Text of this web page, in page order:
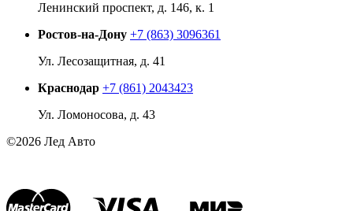
Ленинский проспект, д. 146, к. 1
Ростов-на-Дону +7 (863) 3096361
Ул. Лесозащитная, д. 41
Краснодар +7 (861) 2043423
Ул. Ломоносова, д. 43
©2026 Лед Авто